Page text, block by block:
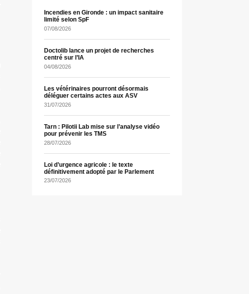
Incendies en Gironde : un impact sanitaire
limité selon SpF
07/08/2026
Doctolib lance un projet de recherches
centré sur l’IA
04/08/2026
Les vétérinaires pourront désormais
déléguer certains actes aux ASV
31/07/2026
Tarn : Pilotii Lab mise sur l’analyse vidéo
pour prévenir les TMS
28/07/2026
Loi d’urgence agricole : le texte
définitivement adopté par le Parlement
23/07/2026